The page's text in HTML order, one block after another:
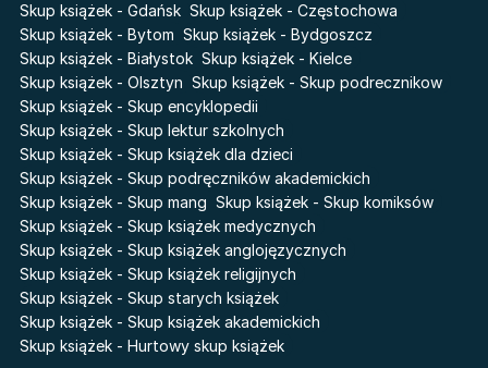
Skup książek - Gdańsk Skup książek - Częstochowa
Skup książek - Bytom Skup książek - Bydgoszcz
Skup książek - Białystok Skup książek - Kielce
Skup książek - Olsztyn Skup książek - Skup podrecznikow
Skup książek - Skup encyklopedii
Skup książek - Skup lektur szkolnych
Skup książek - Skup książek dla dzieci
Skup książek - Skup podręczników akademickich
Skup książek - Skup mang Skup książek - Skup komiksów
Skup książek - Skup książek medycznych
Skup książek - Skup książek anglojęzycznych
Skup książek - Skup książek religijnych
Skup książek - Skup starych książek
Skup książek - Skup książek akademickich
Skup książek - Hurtowy skup książek